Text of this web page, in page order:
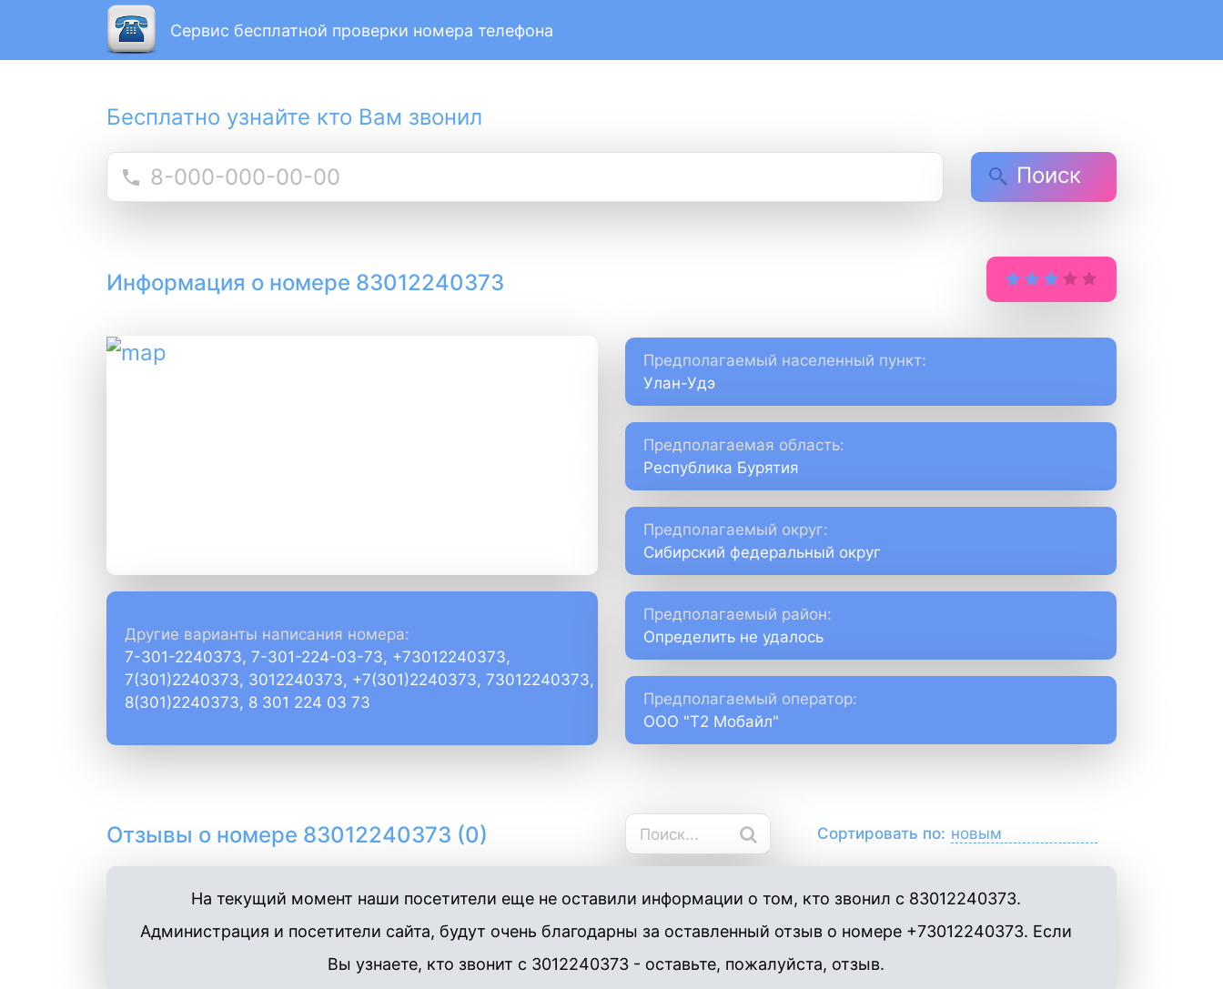
Сервис бесплатной проверки номера телефона
Бесплатно узнайте кто Вам звонил
Поиск
Информация о номере 83012240373
Предполагаемый населенный пункт:
Улан-Удэ
Предполагаемая область:
Республика Бурятия
Предполагаемый округ:
Сибирский федеральный округ
Другие варианты написания номера:
7-301-2240373, 7-301-224-03-73, +73012240373,
7(301)2240373, 3012240373, +7(301)2240373, 73012240373,
8(301)2240373, 8 301 224 03 73
Предполагаемый район:
Определить не удалось
Предполагаемый оператор:
ООО "Т2 Мобайл"
Отзывы о номере 83012240373 (0) Сортировать по:
На текущий момент наши посетители еще не оставили информации о том, кто звонил с 83012240373.
Администрация и посетители сайта, будут очень благодарны за оставленный отзыв о номере +73012240373. Если
Вы узнаете, кто звонит с 3012240373 - оставьте, пожалуйста, отзыв.